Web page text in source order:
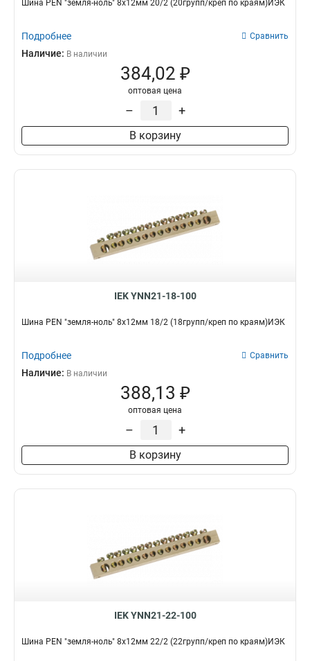
Шина PEN "земля-ноль" 8х12мм 20/2 (20групп/креп по краям)ИЭК
Подробнее Сравнить
Наличие: В наличии
384,02 ₽
оптовая цена
– +
В корзину
IEK YNN21-18-100
Шина PEN "земля-ноль" 8х12мм 18/2 (18групп/креп по краям)ИЭК
Подробнее Сравнить
Наличие: В наличии
388,13 ₽
оптовая цена
– +
В корзину
IEK YNN21-22-100
Шина PEN "земля-ноль" 8х12мм 22/2 (22групп/креп по краям)ИЭК